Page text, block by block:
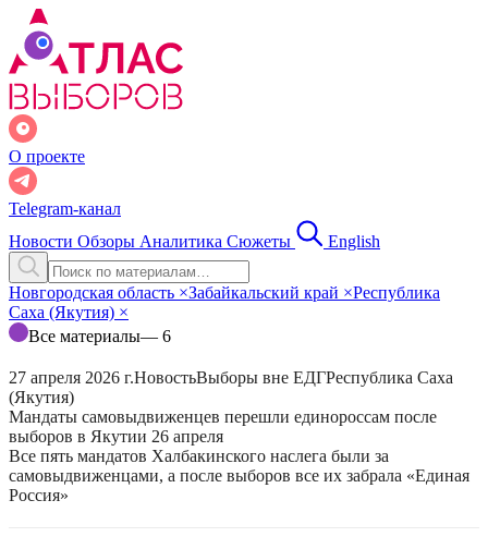
О проекте
Telegram-канал
Новости Обзоры Аналитика Сюжеты English
Новгородская область ×Забайкальский край ×Республика
Саха (Якутия) ×
Все материалы— 6
27 апреля 2026 г.НовостьВыборы вне ЕДГРеспублика Саха
(Якутия)
Мандаты самовыдвиженцев перешли единороссам после
выборов в Якутии 26 апреля
Все пять мандатов Халбакинского наслега были за
самовыдвиженцами, а после выборов все их забрала «Единая
Россия»